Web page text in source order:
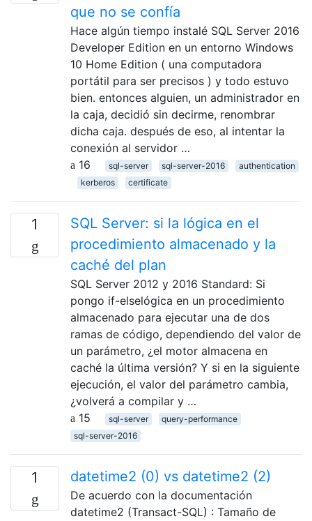
que no se confía
Hace algún tiempo instalé SQL Server 2016
Developer Edition en un entorno Windows
10 Home Edition ( una computadora
portátil para ser precisos ) y todo estuvo
bien. entonces alguien, un administrador en
la caja, decidió sin decirme, renombrar
dicha caja. después de eso, al intentar la
conexión al servidor …
16
sql-server sql-server-2016
authentication
kerberos
certificate
1
SQL Server: si la lógica en el
procedimiento almacenado y la
caché del plan
SQL Server 2012 y 2016 Standard: Si
pongo if-elselógica en un procedimiento
almacenado para ejecutar una de dos
ramas de código, dependiendo del valor de
un parámetro, ¿el motor almacena en
caché la última versión? Y si en la siguiente
ejecución, el valor del parámetro cambia,
¿volverá a compilar y …
15
sql-server
query-performance
sql-server-2016
1 datetime2 (0) vs datetime2 (2)
De acuerdo con la documentación
datetime2 (Transact-SQL) : Tamaño de